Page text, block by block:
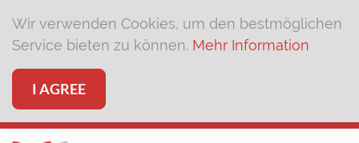
Wir verwenden Cookies, um den bestmöglichen
Service bieten zu können. Mehr Information
I AGREE